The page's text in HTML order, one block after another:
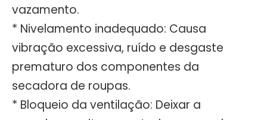
vazamento.
* Nivelamento inadequado: Causa
vibração excessiva, ruído e desgaste
prematuro dos componentes da
secadora de roupas.
* Bloqueio da ventilação: Deixar a